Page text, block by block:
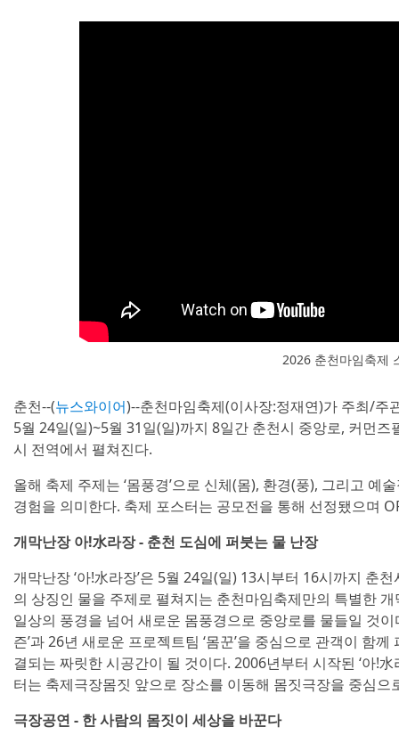
2026 춘천마임축제
춘천--(뉴스와이어)--춘천마임축제(이사장:정재연)가 주최/주
5월 24일(일)~5월 31일(일)까지 8일간 춘천시 중앙로, 커먼
시 전역에서 펼쳐진다.
올해 축제 주제는 ‘몸풍경’으로 신체(몸), 환경(풍), 그리고
경험을 의미한다. 축제 포스터는 공모전을 통해 선정됐으며
개막난장 아!水라장 - 춘천 도심에 퍼붓는 물 난장
개막난장 ‘아!水라장’은 5월 24일(일) 13시부터 16시까지 춘
의 상징인 물을 주제로 펼쳐지는 춘천마임축제만의 특별한
일상의 풍경을 넘어 새로운 몸풍경으로 중앙로를 물들일 것
즌’과 26년 새로운 프로젝트팀 ‘몸꾼’을 중심으로 관객이 함
결되는 짜릿한 시공간이 될 것이다. 2006년부터 시작된 ‘아!
터는 축제극장몸짓 앞으로 장소를 이동해 몸짓극장을 중심
극장공연 - 한 사람의 몸짓이 세상을 바꾼다